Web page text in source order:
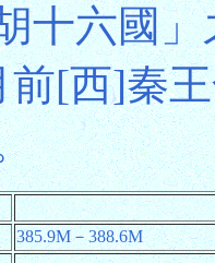
十六國
前[西]秦
385.9M－388.6M